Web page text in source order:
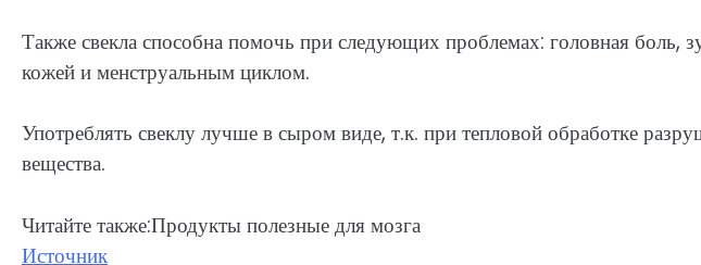
Также свекла способна помочь при следующих проблемах: головная боль,
кожей и менструальным циклом.
Употреблять свеклу лучше в сыром виде, т.к. при тепловой обработке
вещества.
Читайте также:Продукты полезные для мозга
Источник